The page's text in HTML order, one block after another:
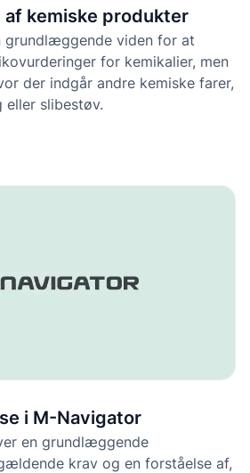
af kemiske produkter
grundlæggende viden for at
for kemikalier, men
der indgår andre kemiske farer,
eller slibestøv.
i M-Navigator
en grundlæggende
krav og en forståelse af,